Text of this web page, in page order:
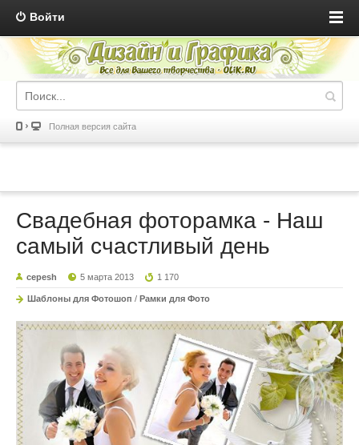
Войти
Полная версия сайта
Свадебная фоторамка - Наш
самый счастливый день
cepesh 5 марта 2013 1 170
Шаблоны для Фотошоп / Рамки для Фото